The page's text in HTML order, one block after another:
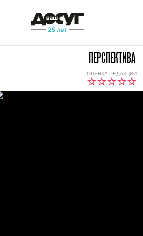
ПЕРСПЕКТИВА
ОЦЕНКА РЕДАКЦИИ